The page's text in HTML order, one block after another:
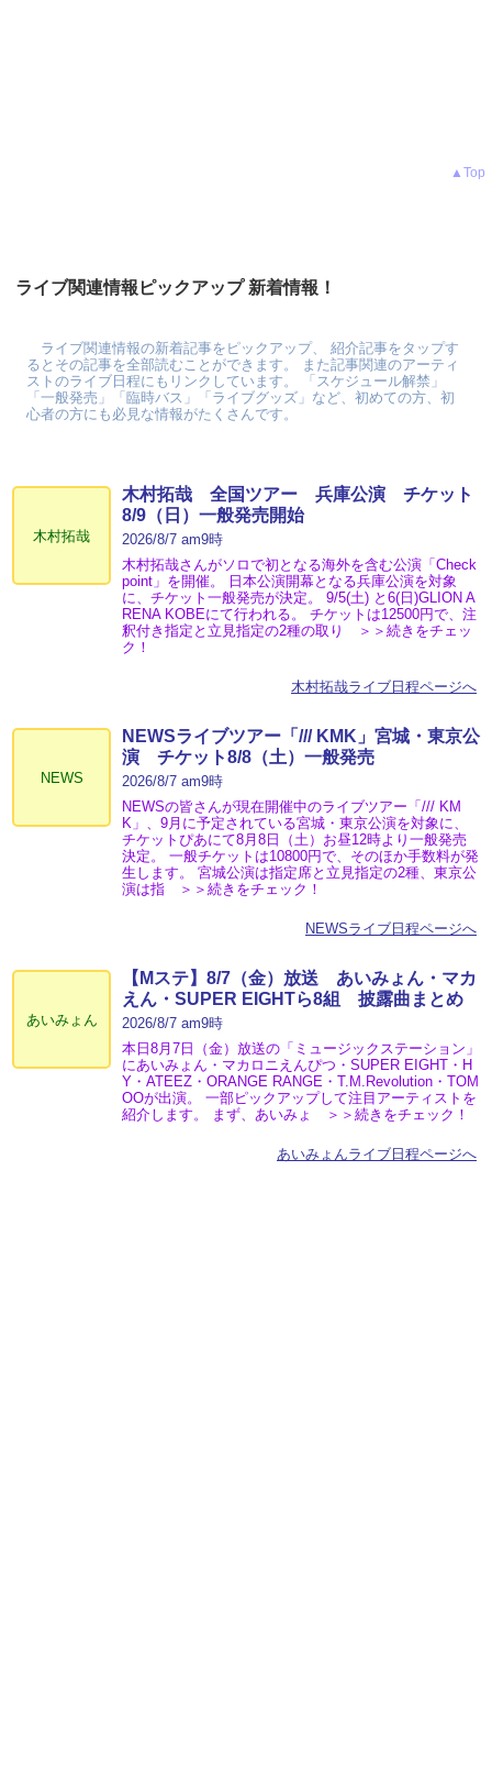
▲Top
ライブ関連情報ピックアップ 新着情報！
ライブ関連情報の新着記事をピックアップ、 紹介記事をタップす
るとその記事を全部読むことができます。 また記事関連のアーティ
ストのライブ日程にもリンクしています。 「スケジュール解禁」
「一般発売」「臨時バス」「ライブグッズ」など、初めての方、初
心者の方にも必見な情報がたくさんです。
木村拓哉
木村拓哉 全国ツアー 兵庫公演 チケット
8/9（日）一般発売開始
2026/8/7 am9時
木村拓哉さんがソロで初となる海外を含む公演「Check
point」を開催。 日本公演開幕となる兵庫公演を対象
に、チケット一般発売が決定。 9/5(土) と6(日)GLION A
RENA KOBEにて行われる。 チケットは12500円で、注
釈付き指定と立見指定の2種の取り ＞＞続きをチェッ
ク！
木村拓哉ライブ日程ページへ
NEWS
NEWSライブツアー「/// KMK」宮城・東京公
演 チケット8/8（土）一般発売
2026/8/7 am9時
NEWSの皆さんが現在開催中のライブツアー「/// KM
K」、9月に予定されている宮城・東京公演を対象に、
チケットぴあにて8月8日（土）お昼12時より一般発売
決定。 一般チケットは10800円で、そのほか手数料が発
生します。 宮城公演は指定席と立見指定の2種、東京公
演は指 ＞＞続きをチェック！
NEWSライブ日程ページへ
あいみょん
【Mステ】8/7（金）放送 あいみょん・マカ
えん・SUPER EIGHTら8組 披露曲まとめ
2026/8/7 am9時
本日8月7日（金）放送の「ミュージックステーション」
にあいみょん・マカロニえんぴつ・SUPER EIGHT・H
Y・ATEEZ・ORANGE RANGE・T.M.Revolution・TOM
OOが出演。 一部ピックアップして注目アーティストを
紹介します。 まず、あいみょ ＞＞続きをチェック！
あいみょんライブ日程ページへ